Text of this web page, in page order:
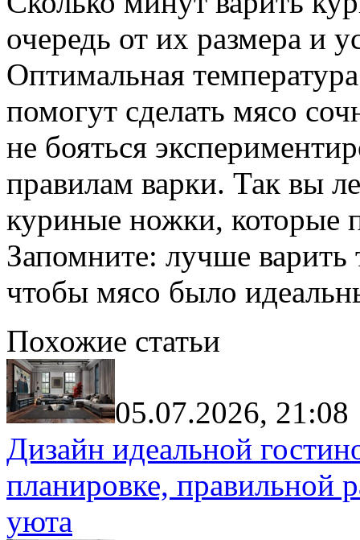
очередь от их размера и
Оптимальная
помогут сделать мясо
не бояться
правилам варки. Так вы
куриные ножки, которые
Запомните: лучше варить
чтобы мясо было
Похожие статьи
05.07.2026, 21:08
Дизайн идеальной
планировке, правильной
уюта